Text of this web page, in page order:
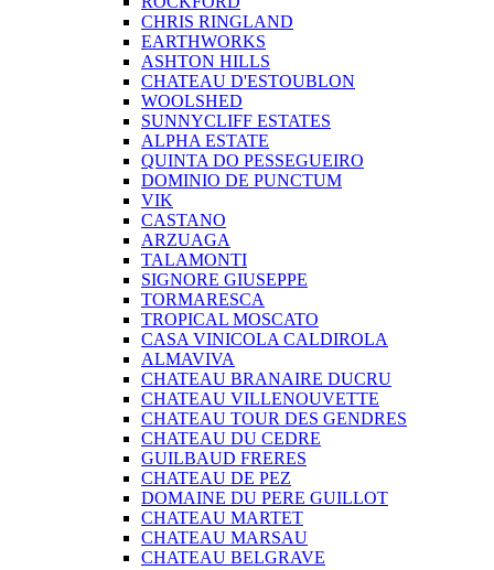
CHRIS RINGLAND
EARTHWORKS
ASHTON HILLS
CHATEAU D'ESTOUBLON
WOOLSHED
SUNNYCLIFF ESTATES
ALPHA ESTATE
QUINTA DO PESSEGUEIRO
DOMINIO DE PUNCTUM
VIK
CASTANO
ARZUAGA
TALAMONTI
SIGNORE GIUSEPPE
TORMARESCA
TROPICAL MOSCATO
CASA VINICOLA CALDIROLA
ALMAVIVA
CHATEAU BRANAIRE DUCRU
CHATEAU VILLENOUVETTE
CHATEAU TOUR DES GENDRES
CHATEAU DU CEDRE
GUILBAUD FRERES
CHATEAU DE PEZ
DOMAINE DU PERE GUILLOT
CHATEAU MARTET
CHATEAU MARSAU
CHATEAU BELGRAVE